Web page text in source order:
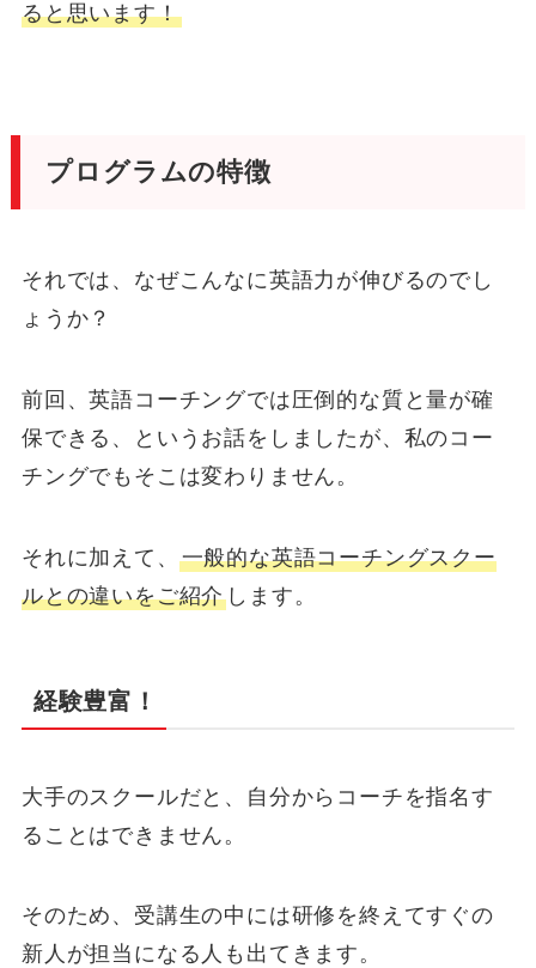
ると思います！
プログラムの特徴
それでは、なぜこんなに英語力が伸びるのでし
ょうか？
前回、英語コーチングでは圧倒的な質と量が確
保できる、というお話をしましたが、私のコー
チングでもそこは変わりません。
それに加えて、 一般的な英語コーチングスクー
ルとの違いをご紹介 します。
経験豊富！
大手のスクールだと、自分からコーチを指名す
ることはできません。
そのため、受講生の中には研修を終えてすぐの
新人が担当になる人も出てきます。